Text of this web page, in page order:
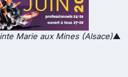
Marie aux Mines (Alsace)▲